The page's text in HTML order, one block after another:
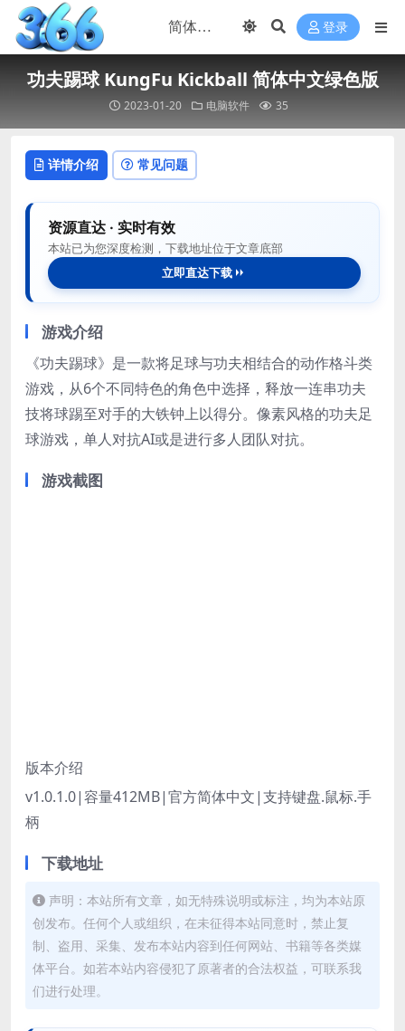
登录
功夫踢球 KungFu Kickball 简体中文绿色版
2023-01-20 电脑软件 35
详情介绍 常见问题
资源直达 · 实时有效
本站已为您深度检测，下载地址位于文章底部
立即直达下载
游戏介绍
《功夫踢球》是一款将足球与功夫相结合的动作格斗类
游戏，从6个不同特色的角色中选择，释放一连串功夫
技将球踢至对手的大铁钟上以得分。像素风格的功夫足
球游戏，单人对抗AI或是进行多人团队对抗。
游戏截图
版本介绍
v1.0.1.0|容量412MB|官方简体中文|支持键盘.鼠标.手
柄
下载地址
声明：本站所有文章，如无特殊说明或标注，均为本站原
创发布。任何个人或组织，在未征得本站同意时，禁止复
制、盗用、采集、发布本站内容到任何网站、书籍等各类媒
体平台。如若本站内容侵犯了原著者的合法权益，可联系我
们进行处理。